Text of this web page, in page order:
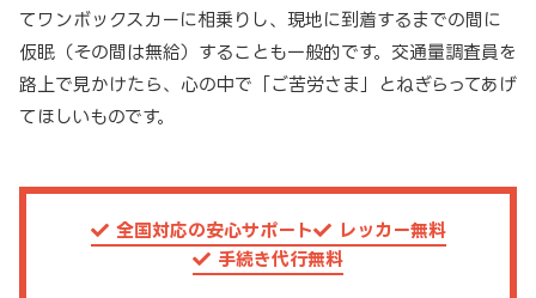
てワンボックスカーに相乗りし、現地に到着するまでの間に
仮眠（その間は無給）することも一般的です。交通量調査員を
路上で見かけたら、心の中で「ご苦労さま」とねぎらってあげ
てほしいものです。
全国対応の安心サポート
レッカー無料
手続き代行無料